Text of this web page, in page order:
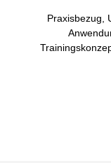
Praxisbezug,